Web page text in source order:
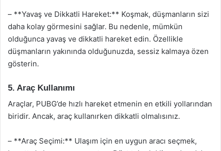
– **Yavaş ve Dikkatli Hareket:** Koşmak, düşmanların sizi
daha kolay görmesini sağlar. Bu nedenle, mümkün
olduğunca yavaş ve dikkatli hareket edin. Özellikle
düşmanların yakınında olduğunuzda, sessiz kalmaya özen
gösterin.
5. Araç Kullanımı
Araçlar, PUBG’de hızlı hareket etmenin en etkili yollarından
biridir. Ancak, araç kullanırken dikkatli olmalısınız.
– **Araç Seçimi:** Ulaşım için en uygun aracı seçmek,